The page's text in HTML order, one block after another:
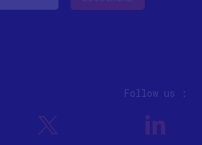
Follow us :